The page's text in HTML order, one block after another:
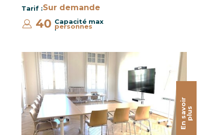
Tarif :Sur demande
Capacité max
:
40 personnes
Salle de réunion 105 à la CCI de Colmar
E
n
s
av
o
i
r
p
l
us